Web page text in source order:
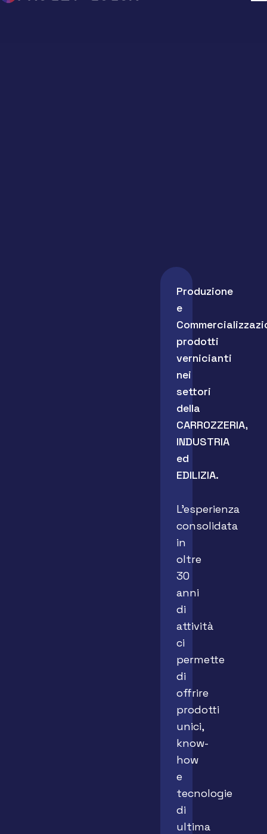
Produzione
e
prodotti
vernicianti
nei
settori
della
CARROZZERIA,
INDUSTRIA
ed
EDILIZIA.
L’esperienza
consolidata
in
oltre
30
anni
di
attività
ci
permette
di
offrire
prodotti
unici,
know-
how
e
tecnologie
di
ultima